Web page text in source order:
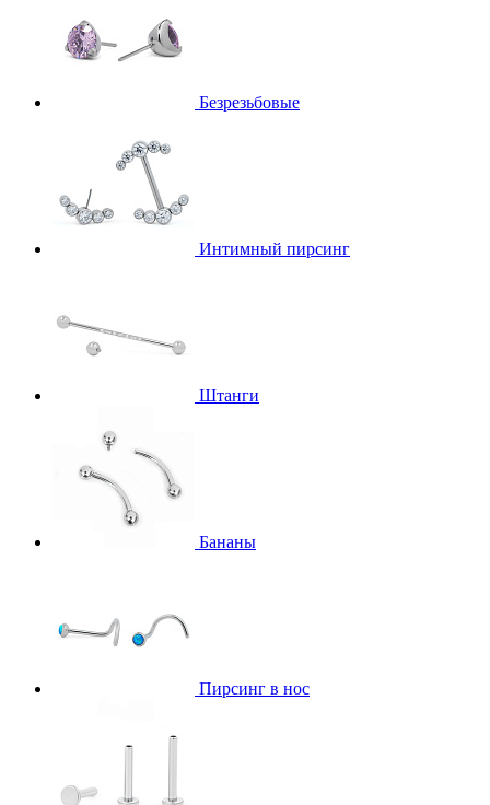
Безрезьбовые
Интимный пирсинг
Штанги
Бананы
Пирсинг в нос